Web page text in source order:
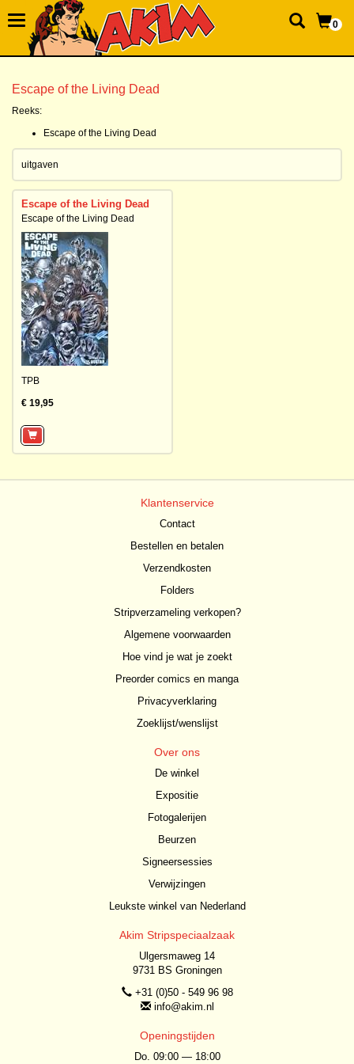
0
Escape of the Living Dead
Reeks:
Escape of the Living Dead
uitgaven
Escape of the Living Dead
Escape of the Living Dead
TPB
€ 19,95
Klantenservice
Contact
Bestellen en betalen
Verzendkosten
Folders
Stripverzameling verkopen?
Algemene voorwaarden
Hoe vind je wat je zoekt
Preorder comics en manga
Privacyverklaring
Zoeklijst/wenslijst
Over ons
De winkel
Expositie
Fotogalerijen
Beurzen
Signeersessies
Verwijzingen
Leukste winkel van Nederland
Akim Stripspeciaalzaak
Ulgersmaweg 14
9731 BS Groningen
+31 (0)50 - 549 96 98
info@akim.nl
Openingstijden
Do. 09:00 — 18:00